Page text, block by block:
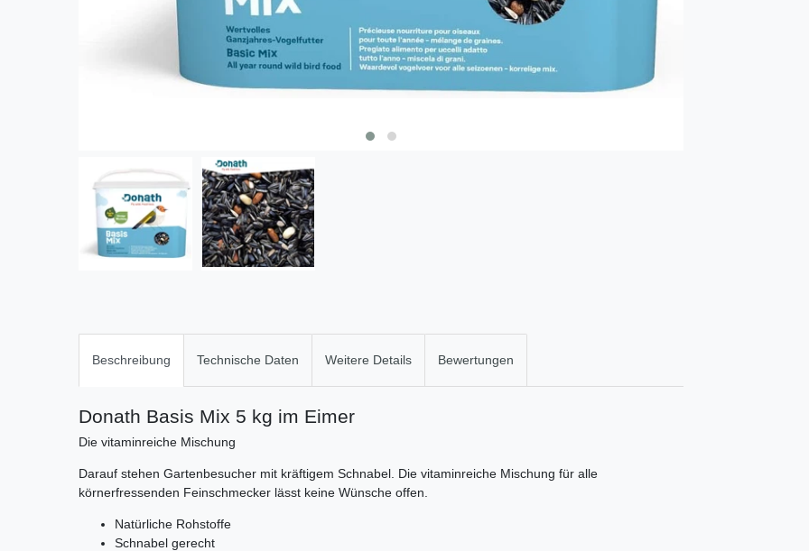
Beschreibung Technische Daten Weitere Details Bewertungen
Donath Basis Mix 5 kg im Eimer
Die vitaminreiche Mischung
Darauf stehen Gartenbesucher mit kräftigem Schnabel. Die vitaminreiche Mischung für alle
körnerfressenden Feinschmecker lässt keine Wünsche offen.
Natürliche Rohstoffe
Schnabel gerecht